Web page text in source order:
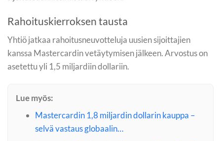
Rahoituskierroksen tausta
Yhtiö jatkaa rahoitusneuvotteluja uusien sijoittajien
kanssa Mastercardin vetäytymisen jälkeen. Arvostus on
asetettu yli 1,5 miljardiin dollariin.
Lue myös:
Mastercardin 1,8 miljardin dollarin kauppa –
selvä vastaus globaalin…